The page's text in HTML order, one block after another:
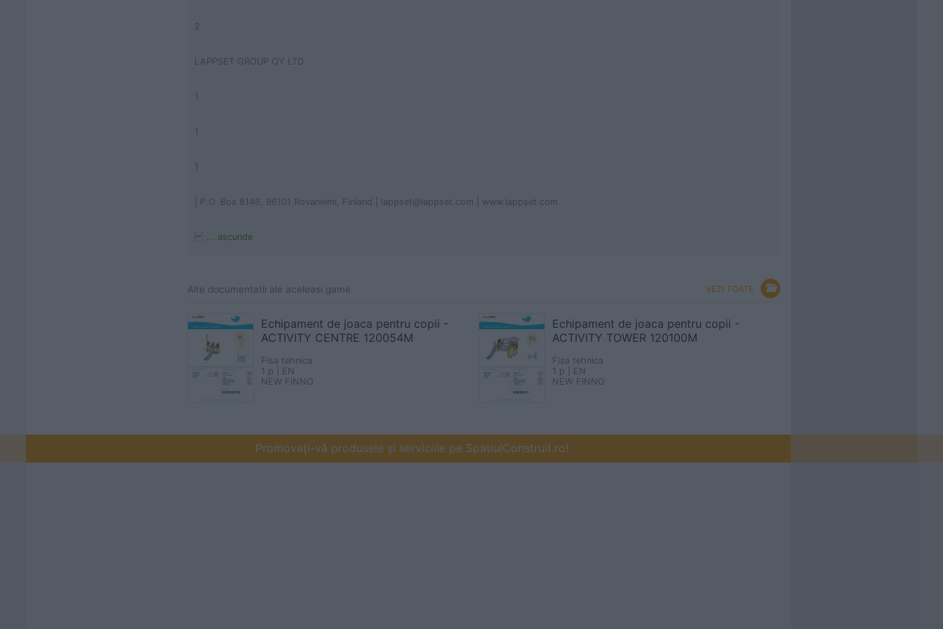
2
LAPPSET GROUP OY LTD
1
1
1
| P.O. Box 8146, 96101 Rovaniemi, Finland | lappset@lappset.com | www.lappset.com
... ascunde
Alte documentatii ale aceleasi game VEZI TOATE
Echipament de joaca pentru copii -
ACTIVITY CENTRE 120054M
Fisa tehnica
1 p | EN
NEW FINNO
Echipament de joaca pentru copii -
ACTIVITY TOWER 120100M
Fisa tehnica
1 p | EN
NEW FINNO
Promovați-vă produsele și serviciile pe SpatiulConstruit.ro!